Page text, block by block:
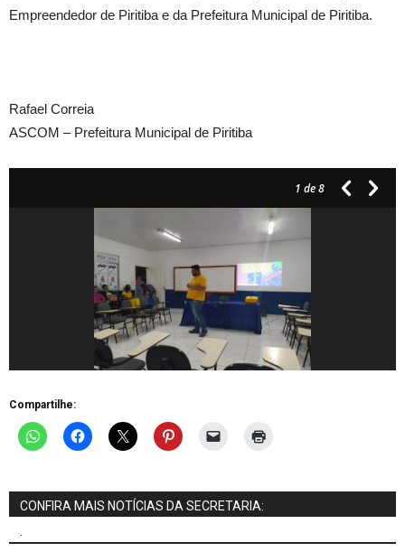
Empreendedor de Piritiba e da Prefeitura Municipal de Piritiba.
Rafael Correia
ASCOM – Prefeitura Municipal de Piritiba
1 de 8
Compartilhe:
CONFIRA MAIS NOTÍCIAS DA SECRETARIA: